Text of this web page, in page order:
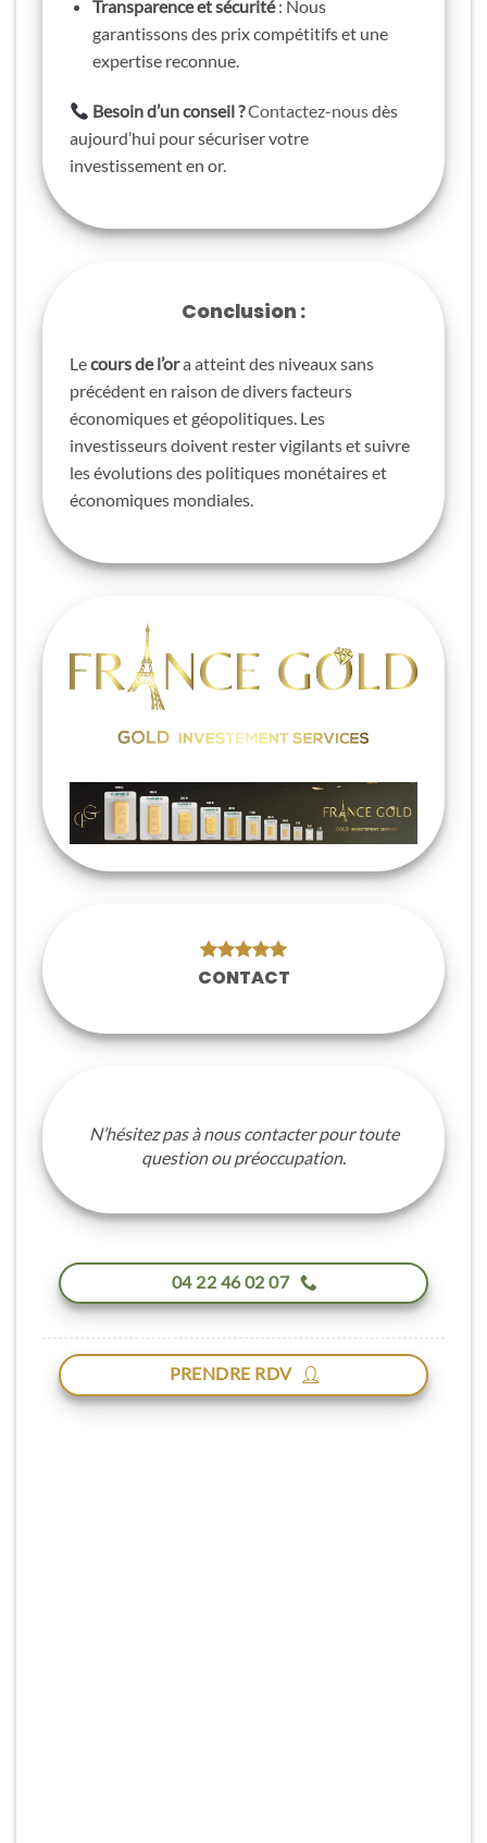
Transparence et sécurité: Nous
garantissons des prix compétitifs et une
expertise reconnue.
Besoin d’un conseil ?Contactez-nousdès
aujourd’hui pour sécuriser votre
investissement en or.
Conclusion :
Lecours de l’ora atteint des niveaux sans
précédent en raison de divers facteurs
économiques et géopolitiques. Les
investisseurs doivent rester vigilants et suivre
les évolutions des politiques monétaires et
économiques mondiales.
CONTACT
N’hésitez pas à nous contacter pour toute
question ou préoccupation.
04 22 46 02 07
PRENDRE RDV